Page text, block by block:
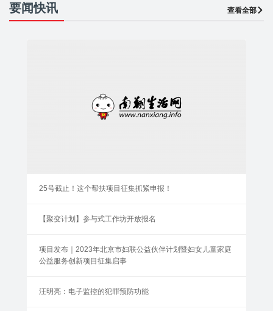
要闻快讯 查看全部
25号截止！这个帮扶项目征集抓紧申报！
【聚变计划】参与式工作坊开放报名
项目发布｜2023年北京市妇联公益伙伴计划暨妇女儿童家庭
公益服务创新项目征集启事
汪明亮：电子监控的犯罪预防功能